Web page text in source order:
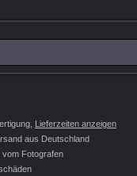
Lieferzeiten anzeigen
aus Deutschland
vom Fotografen